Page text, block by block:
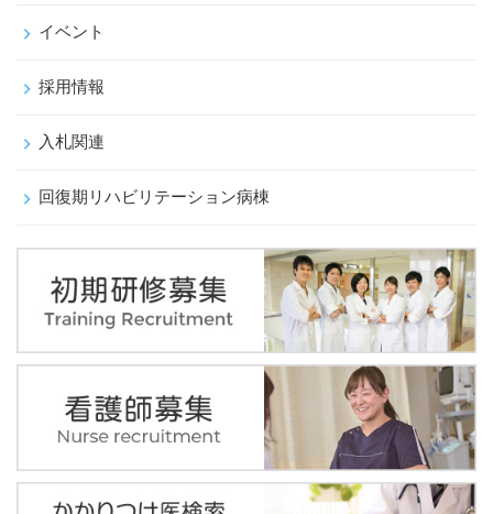
イベント
採用情報
入札関連
回復期リハビリテーション病棟